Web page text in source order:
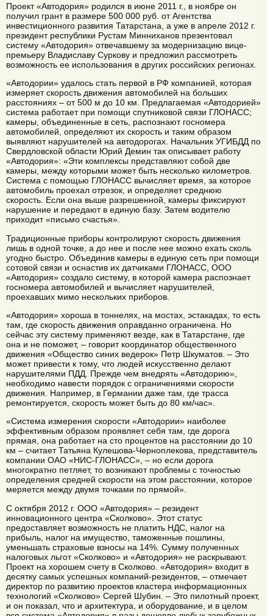
Проект «Автодория» родился в июне 2011 г., в ноябре он
получил грант в размере 500 000 руб. от Агентства
инвестиционного развития Татарстана, а уже в апреле 2012 г.
президент республики Рустам Минниханов презентовал
систему «Автодория» отвечавшему за модернизацию вице-
премьеру Владиславу Суркову и предложил рассмотреть
возможность ее использования в других российских регионах.
«Автодории» удалось стать первой в РФ компанией, которая
измеряет скорость движения автомобилей на больших
расстояниях – от 500 м до 10 км. Предлагаемая «Автодорией»
система работает при помощи спутниковой связи ГЛОНАСС;
камеры, объединенные в сеть, распознают госномера
автомобилей, определяют их скорость и таким образом
выявляют нарушителей на автодорогах. Начальник УГИБДД по
Свердловской области Юрий Демин так описывает работу
«Автодория»: «Эти комплексы представляют собой две
камеры, между которыми может быть несколько километров.
Система с помощью ГЛОНАСС вычисляет время, за которое
автомобиль проехал отрезок, и определяет среднюю
скорость. Если она выше разрешенной, камеры фиксируют
нарушение и передают в единую базу. Затем водителю
приходит «письмо счастья».
Традиционные приборы контролируют скорость движения
лишь в одной точке, а до нее и после нее можно ехать сколь
угодно быстро. Объединив камеры в единую сеть при помощи
сотовой связи и оснастив их датчиками ГЛОНАСС, ООО
«Автодория» создало систему, в которой камера распознает
госномера автомобилей и вычисляет нарушителей,
проехавших мимо нескольких приборов.
«Автодория» хороша в тоннелях, на мостах, эстакадах, то есть
там, где скорость движения оправданно ограничена. Но
сейчас эту систему применяют везде, как в Татарстане, где
она и не поможет, – говорит координатор общественного
движения «Общество синих ведерок» Петр Шкуматов. – Это
может привести к тому, что людей искусственно делают
нарушителями ПДД. Прежде чем внедрять «Автодорию»,
необходимо навести порядок с ограничениями скорости
движения. Например, в Германии даже там, где трасса
ремонтируется, скорость может быть до 80 км/час».
«Система измерения скорости «Автодории» наиболее
эффективным образом проявляет себя там, где дорога
прямая, она работает на сто процентов на расстоянии до 10
км – считает Татьяна Кулешова-Черноплекова, представитель
компании ОАО «НИС-ГЛОНАСС», – но если дорога
многократно петляет, то возникают проблемы с точностью
определения средней скорости на этом расстоянии, которое
меряется между двумя точками по прямой».
С октября 2012 г. ООО «Автодория» – резидент
инновационного центра «Сколково». Этот статус
предоставляет возможность не платить НДС, налог на
прибыль, налог на имущество, таможенные пошлины,
уменьшать страховые взносы на 14%. Сумму полученных
налоговых льгот «Сколково» и «Автодория» не раскрывают.
Проект на хорошем счету в Сколково. «Автодория» входит в
десятку самых успешных компаний-резидентов, – отмечает
директор по развитию проектов кластера информационных
технологий «Сколково» Сергей Шубин. – Это пилотный проект,
и он показал, что и архитектура, и оборудование, и в целом